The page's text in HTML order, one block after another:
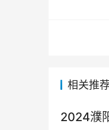
相关推荐
2024濮